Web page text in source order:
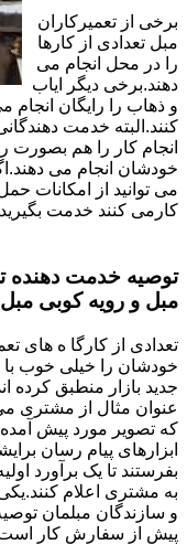
برخی از تعمیرکاران
مبل تعدادی از کارها
را در محل انجام می
دهند.برخی دیگر ایاب
و ذهاب را رایگان انجام
کنند.البته خدمت
انجام کار را هم بصورت
خودشان انجام می
می توانید از امکانات
کارمی کنند خدمت
توصیه خدمت دهنده
مبل و رویه کوبی مبل
تعدادی از کارگا ه های
خودشان را خیلی خوب
جدید بازار منطبق کرده
عنوان مثال از مشتری
که تصویر مورد پیش آمده
ابزارهای پیام رسان
بفرستند تا یک برآورد
به مشتری اعلام
و سازندگان مبلمان
پیش از سفارش کار